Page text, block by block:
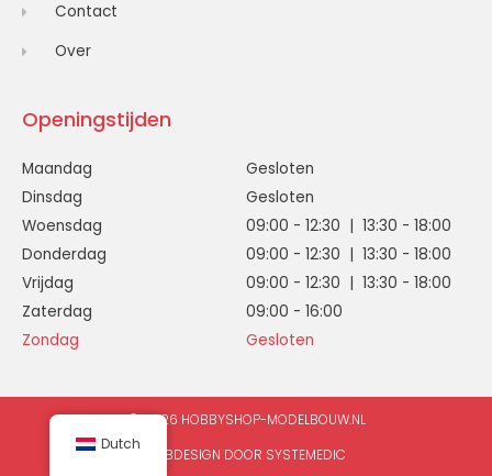
Contact
Over
Openingstijden
Maandag
Gesloten
Dinsdag
Gesloten
Woensdag
09:00 - 12:30 | 13:30 - 18:00
Donderdag
09:00 - 12:30 | 13:30 - 18:00
Vrijdag
09:00 - 12:30 | 13:30 - 18:00
Zaterdag
09:00 - 16:00
Zondag
Gesloten
© 2026 HOBBYSHOP-MODELBOUW.NL
WEBDESIGN DOOR SYSTEMEDIC
Dutch